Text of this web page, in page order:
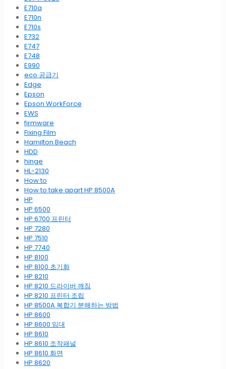
E710a
E710n
E710s
E732
E747
E748
E990
eco 공급기
Edge
Epson
Epson WorkForce
EWS
firmware
Fixing Film
Hamilton Beach
HDD
hinge
HL-2130
How to
How to take apart HP 8500A
HP
HP 6500
HP 6700 프린터
HP 7280
HP 7510
HP 7740
HP 8100
HP 8100 초기화
HP 8210
HP 8210 드라이버 깨짐
HP 8210 프린터 조립
HP 8500A 복합기 분해하는 방법
HP 8600
HP 8600 임대
HP 8610
HP 8610 조작패널
HP 8610 화면
HP 8620